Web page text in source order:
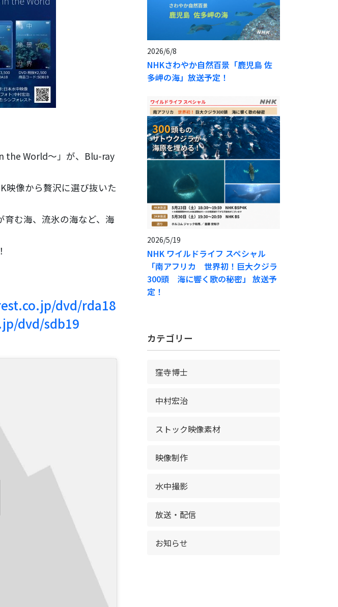
the World～」が、Blu-ray
映像から贅沢に選び抜いた
む海、流氷の海など、海
dvd/rda18
dvd/sdb19
2026/6/8
NHKさわやか自然百景「鹿児島 佐
多岬の海」放送予定！
2026/5/19
NHK ワイルドライフ スペシャル
「南アフリカ 世界初！巨大クジラ
300頭 海に響く歌の秘密」 放送予
定！
カテゴリー
窪寺博士
中村宏治
ストック映像素材
映像制作
水中撮影
放送・配信
お知らせ